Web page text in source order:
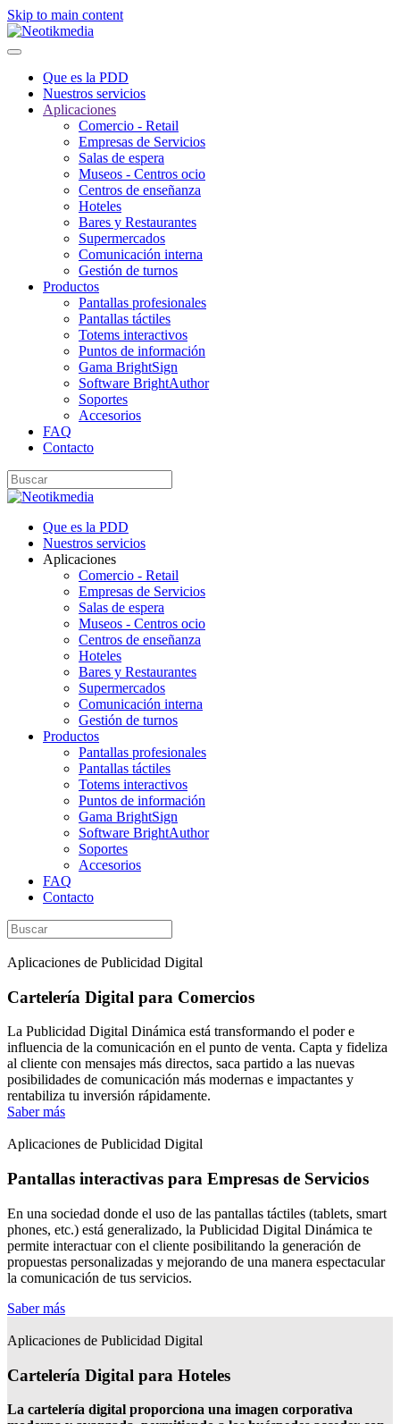
Skip to main content
Que es la PDD
Nuestros servicios
Aplicaciones
Comercio - Retail
Empresas de Servicios
Salas de espera
Museos - Centros ocio
Centros de enseñanza
Hoteles
Bares y Restaurantes
Supermercados
Comunicación interna
Gestión de turnos
Productos
Pantallas profesionales
Pantallas táctiles
Totems interactivos
Puntos de información
Gama BrightSign
Software BrightAuthor
Soportes
Accesorios
FAQ
Contacto
Que es la PDD
Nuestros servicios
Aplicaciones
Comercio - Retail
Empresas de Servicios
Salas de espera
Museos - Centros ocio
Centros de enseñanza
Hoteles
Bares y Restaurantes
Supermercados
Comunicación interna
Gestión de turnos
Productos
Pantallas profesionales
Pantallas táctiles
Totems interactivos
Puntos de información
Gama BrightSign
Software BrightAuthor
Soportes
Accesorios
FAQ
Contacto
Aplicaciones de Publicidad Digital
Cartelería Digital para Comercios
La Publicidad Digital Dinámica está transformando el poder e
influencia de la comunicación en el punto de venta. Capta y fideliza
al cliente con mensajes más directos, saca partido a las nuevas
posibilidades de comunicación más modernas e impactantes y
rentabiliza tu inversión rápidamente.
Saber más
Aplicaciones de Publicidad Digital
Pantallas interactivas para Empresas de Servicios
En una sociedad donde el uso de las pantallas táctiles (tablets, smart
phones, etc.) está generalizado, la Publicidad Digital Dinámica te
permite interactuar con el cliente posibilitando la generación de
propuestas personalizadas y mejorando de una manera espectacular
la comunicación de tus servicios.
Saber más
Aplicaciones de Publicidad Digital
Cartelería Digital para Hoteles
La cartelería digital proporciona una imagen corporativa